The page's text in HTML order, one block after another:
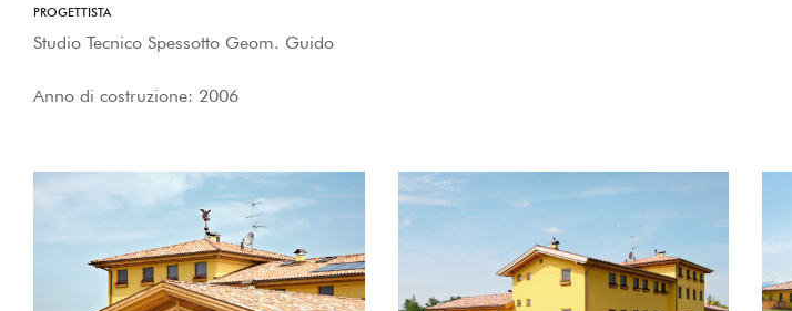
PROGETTISTA
Studio Tecnico Spessotto Geom. Guido
Anno di costruzione: 2006